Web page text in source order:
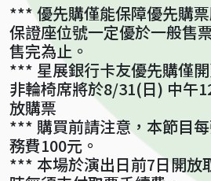
*** 優先購僅能保障優先購
保證座位號一定優於一般售
售完為止。
*** 星展銀行卡友優先購僅
非輪椅席將於8/31(日) 中午
放購票
*** 購買前請注意，本節目
務費100元。
*** 本場於演出日前7日開放